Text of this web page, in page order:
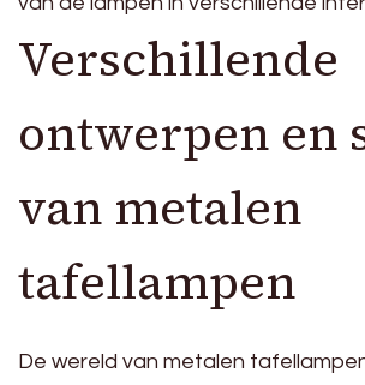
Verschillende
ontwerpen en
van metalen
tafellampen
De wereld van metalen